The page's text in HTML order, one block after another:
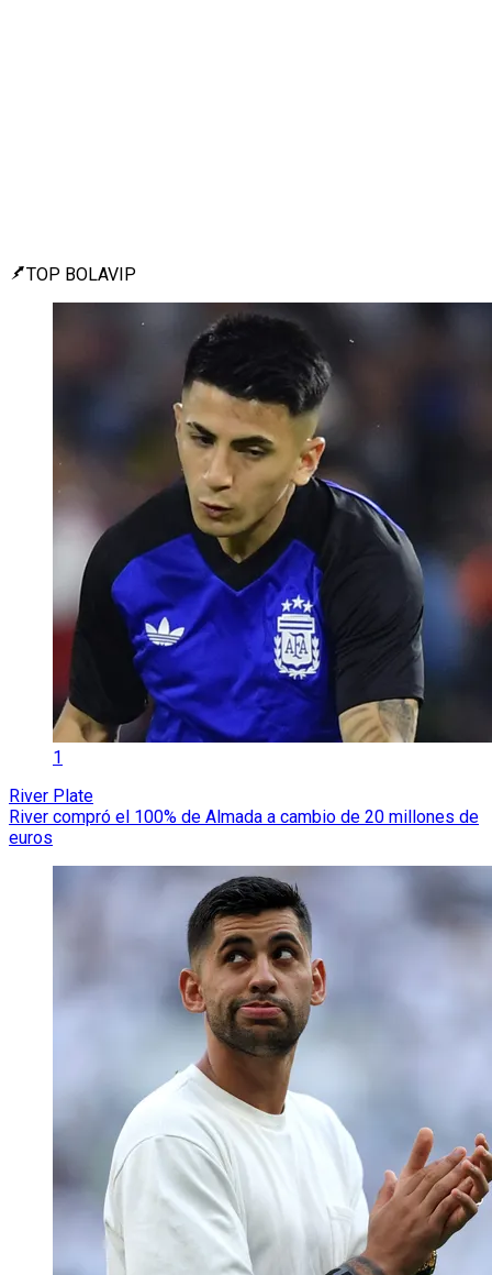
TOP BOLAVIP
1
River Plate
River compró el 100% de Almada a cambio de 20 millones de
euros